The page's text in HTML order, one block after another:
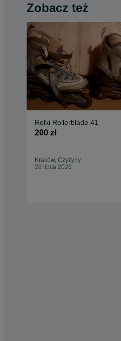
Zobacz też
Rolki Rollerblade 41
200 zł
Kraków, Czyżyny
28 lipca 2026